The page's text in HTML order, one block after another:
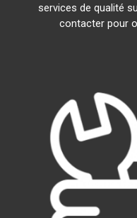
services de qualité
contacter pour